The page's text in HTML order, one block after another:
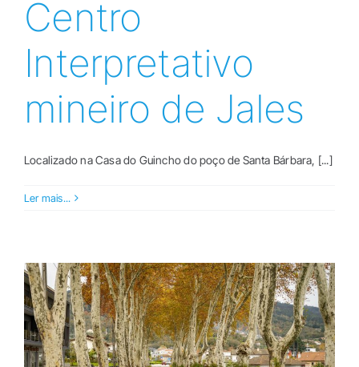
Centro
Interpretativo
mineiro de Jales
Localizado na Casa do Guincho do poço de Santa Bárbara, [...]
Ler mais...